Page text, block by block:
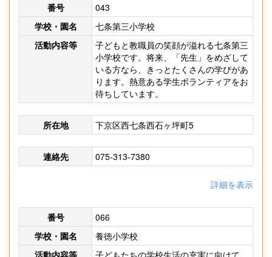
番号
043
学校・園名
七条第三小学校
活動内容等
子どもと教職員の笑顔が溢れる七条第三
小学校です。将来、「先生」をめざして
いる方なら、きっとたくさんの学びがあ
ります。熱意ある学生ボランティアをお
待ちしています。
所在地 下京区西七条西石ヶ坪町5
連絡先 075-313-7380
詳細を表示
番号
066
学校・園名
養徳小学校
活動内容等
子どもたちの学校生活の充実に向けて、